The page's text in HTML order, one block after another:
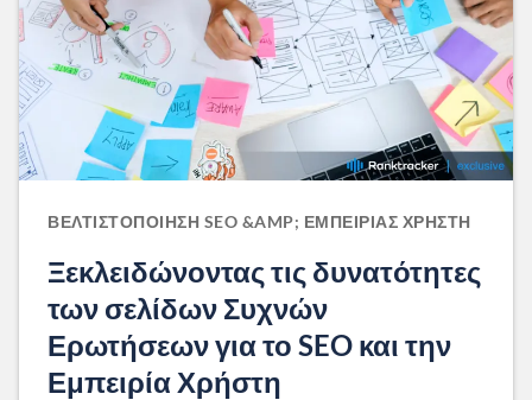
ΒΕΛΤΙΣΤΟΠΟΊΗΣΗ SEO &AMP; ΕΜΠΕΙΡΊΑΣ ΧΡΉΣΤΗ
Ξεκλειδώνοντας τις δυνατότητες
των σελίδων Συχνών
Ερωτήσεων για το SEO και την
Εμπειρία Χρήστη